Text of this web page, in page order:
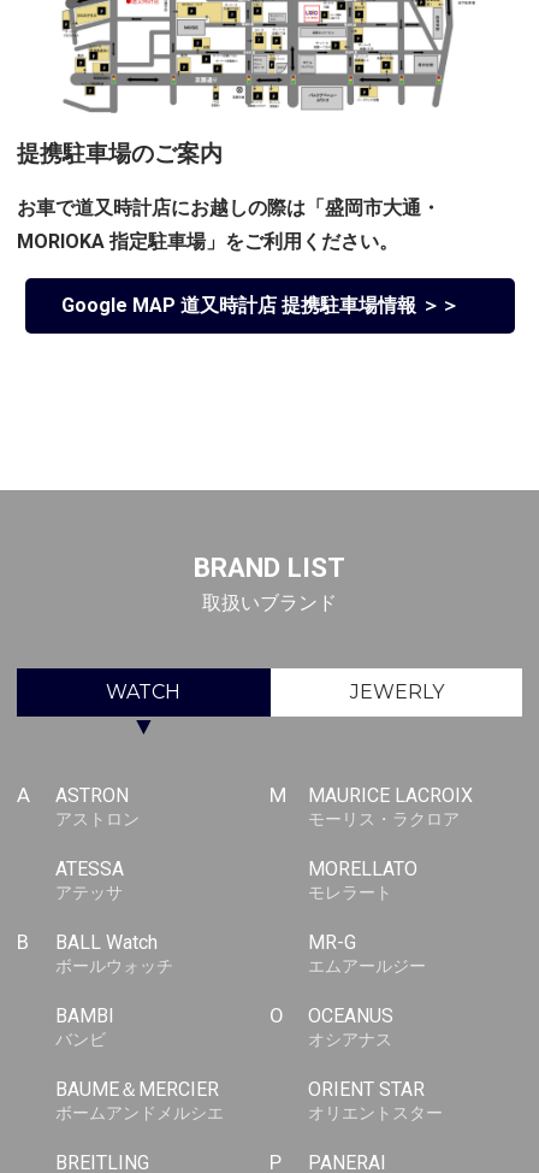
提携駐車場のご案内
お車で道又時計店にお越しの際は「盛岡市大通・
MORIOKA 指定駐車場」をご利用ください。
Google MAP 道又時計店 提携駐車場情報 ＞＞
BRAND LIST
取扱いブランド
WATCH JEWERLY
▼
A ASTRON
アストロン
ATESSA
アテッサ
B BALL Watch
ボールウォッチ
BAMBI
バンビ
BAUME＆MERCIER
ボームアンドメルシエ
BREITLING
M MAURICE LACROIX
モーリス・ラクロア
MORELLATO
モレラート
MR-G
エムアールジー
O OCEANUS
オシアナス
ORIENT STAR
オリエントスター
P PANERAI